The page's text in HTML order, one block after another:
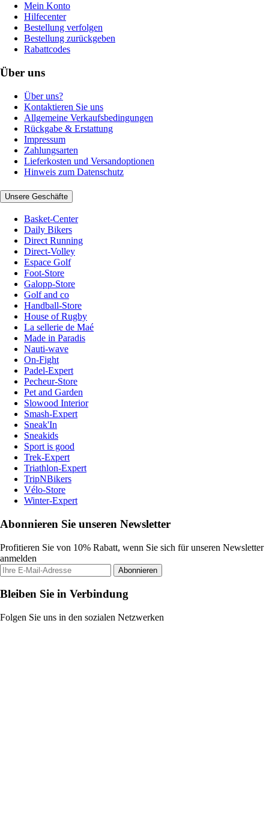
Mein Konto
Hilfecenter
Bestellung verfolgen
Bestellung zurückgeben
Rabattcodes
Über uns
Über uns?
Kontaktieren Sie uns
Allgemeine Verkaufsbedingungen
Rückgabe & Erstattung
Impressum
Zahlungsarten
Lieferkosten und Versandoptionen
Hinweis zum Datenschutz
Unsere Geschäfte
Basket-Center
Daily Bikers
Direct Running
Direct-Volley
Espace Golf
Foot-Store
Galopp-Store
Golf and co
Handball-Store
House of Rugby
La sellerie de Maé
Made in Paradis
Nauti-wave
On-Fight
Padel-Expert
Pecheur-Store
Pet and Garden
Slowood Interior
Smash-Expert
Sneak'In
Sneakids
Sport is good
Trek-Expert
Triathlon-Expert
TripNBikers
Vélo-Store
Winter-Expert
Abonnieren Sie unseren Newsletter
Profitieren Sie von 10% Rabatt, wenn Sie sich für unseren Newsletter
anmelden
Abonnieren
Bleiben Sie in Verbindung
Folgen Sie uns in den sozialen Netzwerken